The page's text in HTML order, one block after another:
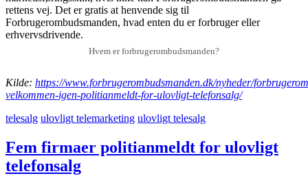
Hvem er forbrugerombudsmanden?
Kilde: https://www.forbrugerombudsmanden.dk/nyheder/
velkommen-igen-politianmeldt-for-ulovligt-telefonsalg/
telesalg ulovligt telemarketing ulovligt telesalg
Fem firmaer politianmeldt for ulovligt
telefonsalg